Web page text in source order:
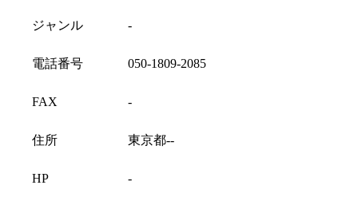
ジャンル -
電話番号 050-1809-2085
FAX -
住所 東京都--
HP -